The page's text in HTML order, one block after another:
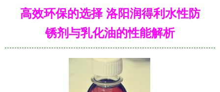
高效环保的选择 洛阳润得利水性防
锈剂与乳化油的性能解析